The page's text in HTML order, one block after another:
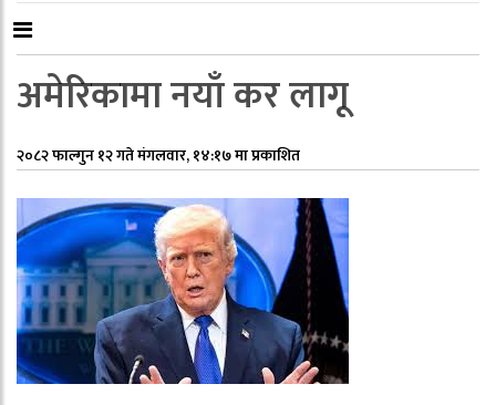
अमेरिकामा नयाँ कर लागू
२०८२ फाल्गुन १२ गते मंगलवार, १४:१७ मा प्रकाशित